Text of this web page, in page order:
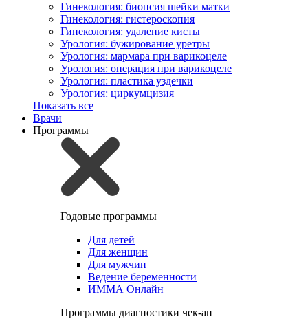
Гинекология: биопсия шейки матки
Гинекология: гистероскопия
Гинекология: удаление кисты
Урология: бужирование уретры
Урология: мармара при варикоцеле
Урология: операция при варикоцеле
Урология: пластика уздечки
Урология: циркумцизия
Показать все
Врачи
Программы
Годовые программы
Для детей
Для женщин
Для мужчин
Ведение беременности
ИММА Онлайн
Программы диагностики чек-ап